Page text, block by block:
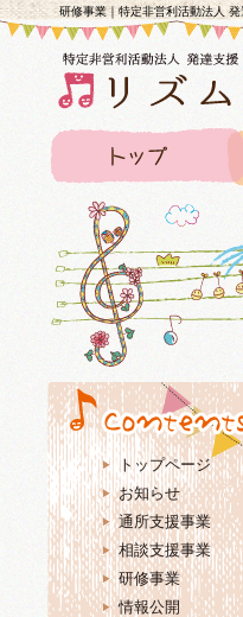
研修事業｜特定非営利活動法人
トップページ
お知らせ
通所支援事業
相談支援事業
研修事業
情報公開